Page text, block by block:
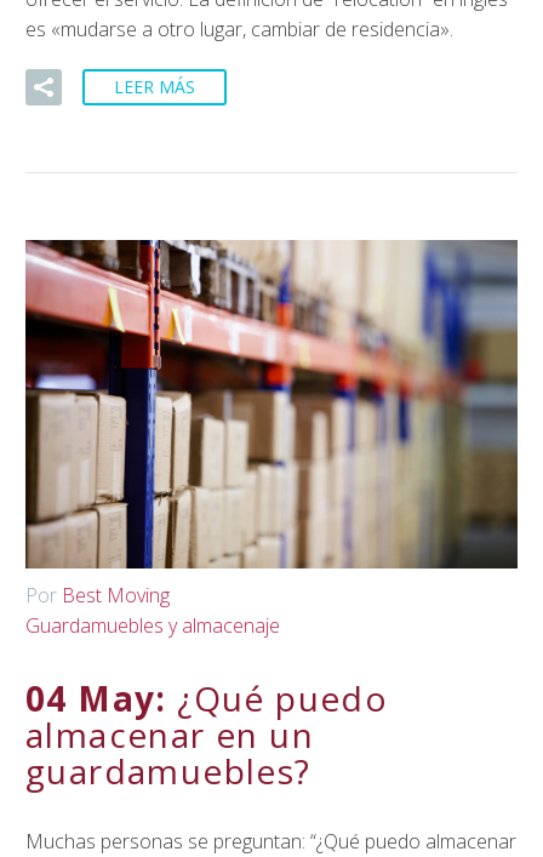
es «mudarse a otro lugar, cambiar de residencia».
LEER MÁS
Por Best Moving
Guardamuebles y almacenaje
04 May: ¿Qué puedo
almacenar en un
guardamuebles?
Muchas personas se preguntan: “¿Qué puedo almacenar